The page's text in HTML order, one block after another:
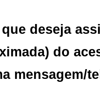
deseja
do
mensagem/